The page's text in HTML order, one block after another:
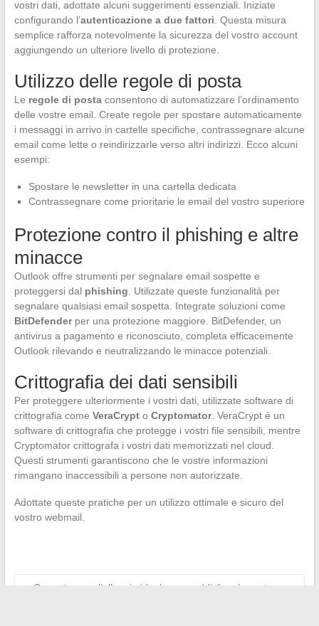
vostri dati, adottate alcuni suggerimenti essenziali. Iniziate
configurando l’autenticazione a due fattori. Questa misura
semplice rafforza notevolmente la sicurezza del vostro account
aggiungendo un ulteriore livello di protezione.
Utilizzo delle regole di posta
Le regole di postaconsentono di automatizzare l’ordinamento
delle vostre email. Create regole per spostare automaticamente
i messaggi in arrivo in cartelle specifiche, contrassegnare alcune
email come lette o reindirizzarle verso altri indirizzi. Ecco alcuni
esempi:
Spostare le newsletter in una cartella dedicata
Contrassegnare come prioritarie le email del vostro superiore
Protezione contro il phishing e altre
minacce
Outlook offre strumenti per segnalare email sospette e
proteggersi dal phishing. Utilizzate queste funzionalità per
segnalare qualsiasi email sospetta. Integrate soluzioni come
BitDefenderper una protezione maggiore. BitDefender, un
antivirus a pagamento e riconosciuto, completa efficacemente
Outlook rilevando e neutralizzando le minacce potenziali.
Crittografia dei dati sensibili
Per proteggere ulteriormente i vostri dati, utilizzate software di
crittografia come VeraCrypto Cryptomator. VeraCrypt è un
software di crittografia che protegge i vostri file sensibili, mentre
Cryptomator crittografa i vostri dati memorizzati nel cloud.
Questi strumenti garantiscono che le vostre informazioni
rimangano inaccessibili a persone non autorizzate.
Adottate queste pratiche per un utilizzo ottimale e sicuro del
vostro webmail.
Come trovare l’alloggio ideale per soddisfare le vostre